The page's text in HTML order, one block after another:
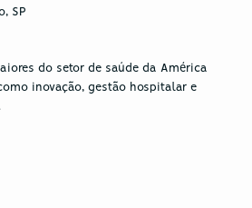
SP
do setor de saúde da América
inovação, gestão hospitalar e